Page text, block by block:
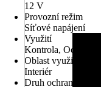
12 V
Provozní režim
Síťové napájení
Využití
Kontrola, Ochrana
Oblast využití
Interiér
Druh ochrany